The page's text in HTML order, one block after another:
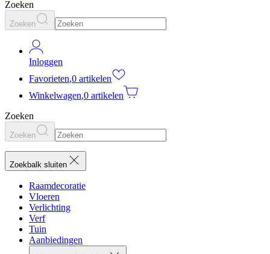
Zoeken
Zoeken
Inloggen
Favorieten,0 artikelen
Winkelwagen,0 artikelen
Zoeken
Zoeken
Zoekbalk sluiten
Raamdecoratie
Vloeren
Verlichting
Verf
Tuin
Aanbiedingen